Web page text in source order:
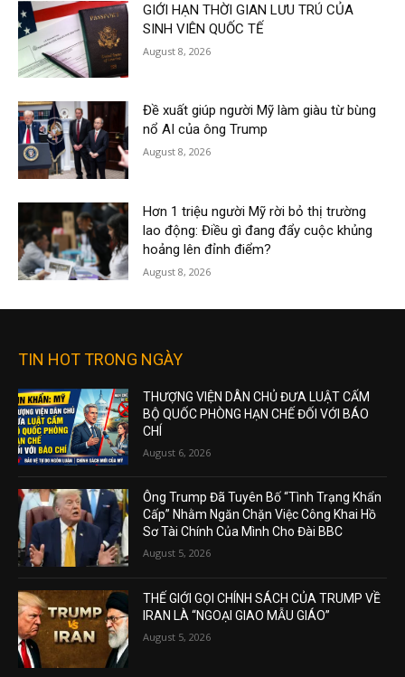
GIỚI HẠN THỜI GIAN LƯU TRÚ CỦA
SINH VIÊN QUỐC TẾ
August 8, 2026
Đề xuất giúp người Mỹ làm giàu từ bùng
nổ AI của ông Trump
August 8, 2026
Hơn 1 triệu người Mỹ rời bỏ thị trường
lao động: Điều gì đang đẩy cuộc khủng
hoảng lên đỉnh điểm?
August 8, 2026
TIN HOT TRONG NGÀY
THƯỢNG VIỆN DÂN CHỦ ĐƯA LUẬT CẤM
BỘ QUỐC PHÒNG HẠN CHẾ ĐỐI VỚI BÁO
CHÍ
August 6, 2026
Ông Trump Đã Tuyên Bố “Tình Trạng Khẩn
Cấp” Nhằm Ngăn Chặn Việc Công Khai Hồ
Sơ Tài Chính Của Mình Cho Đài BBC
August 5, 2026
THẾ GIỚI GỌI CHÍNH SÁCH CỦA TRUMP VỀ
IRAN LÀ “NGOẠI GIAO MẪU GIÁO”
August 5, 2026